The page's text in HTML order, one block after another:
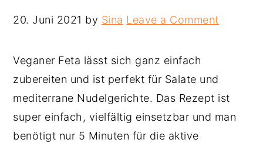
20. Juni 2021 by Sina Leave a Comment
Veganer Feta lässt sich ganz einfach
zubereiten und ist perfekt für Salate und
mediterrane Nudelgerichte. Das Rezept ist
super einfach, vielfältig einsetzbar und man
benötigt nur 5 Minuten für die aktive